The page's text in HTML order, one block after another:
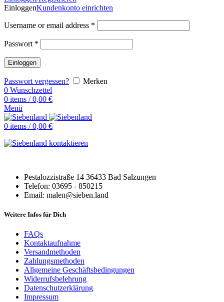
EinloggenKundenkonto einrichten
Username or email address *
Passwort *
Einloggen
Passwort vergessen?
Merken
0 Wunschzettel
0 items / 0,00 €
Menü
0 items / 0,00 €
Pestalozzistraße 14 36433 Bad Salzungen
Telefon: 03695 - 850215
Email: malen@sieben.land
Weitere Infos für Dich
FAQs
Kontaktaufnahme
Versandmethoden
Zahlungsmethoden
Allgemeine Geschäftsbedingungen
Widerrufsbelehrung
Datenschutzerklärung
Impressum